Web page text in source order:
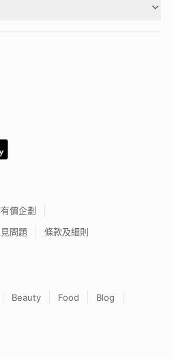
價企劃
問題 條款及細則
Beauty Food
Blog